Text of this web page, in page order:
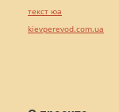
текст юа
kievperevod.com.ua